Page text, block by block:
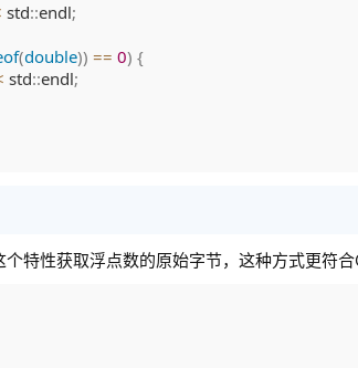
std::endl;
(double)) == 0) {
std::endl;
特性获取浮点数的原始字节，这种方式更符